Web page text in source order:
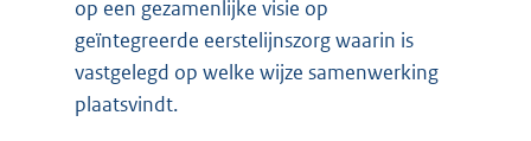
op een gezamenlijke visie op
geïntegreerde eerstelijnszorg waarin is
vastgelegd op welke wijze samenwerking
plaatsvindt.